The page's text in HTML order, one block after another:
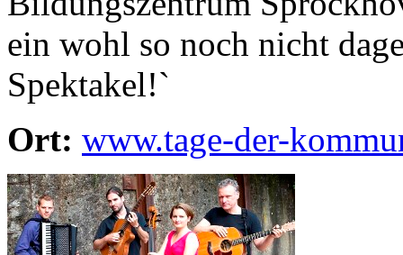
ein wohl so noch nicht
Spektakel!`
Ort: www.tage-der-